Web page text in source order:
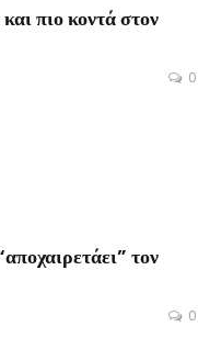
πιο κοντά στον
0
τον
0